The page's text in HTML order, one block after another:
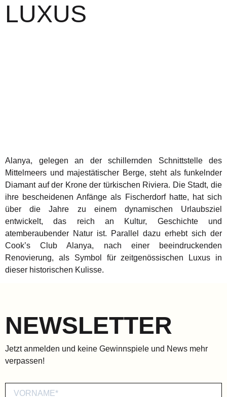
LUXUS
Alanya, gelegen an der schillernden Schnittstelle des
Mittelmeers und majestätischer Berge, steht als funkelnder
Diamant auf der Krone der türkischen Riviera. Die Stadt, die
ihre bescheidenen Anfänge als Fischerdorf hatte, hat sich
über die Jahre zu einem dynamischen Urlaubsziel
entwickelt, das reich an Kultur, Geschichte und
atemberaubender Natur ist. Parallel dazu erhebt sich der
Cook’s Club Alanya, nach einer beeindruckenden
Renovierung, als Symbol für zeitgenössischen Luxus in
dieser historischen Kulisse.
NEWSLETTER
Jetzt anmelden und keine Gewinnspiele und News mehr
verpassen!